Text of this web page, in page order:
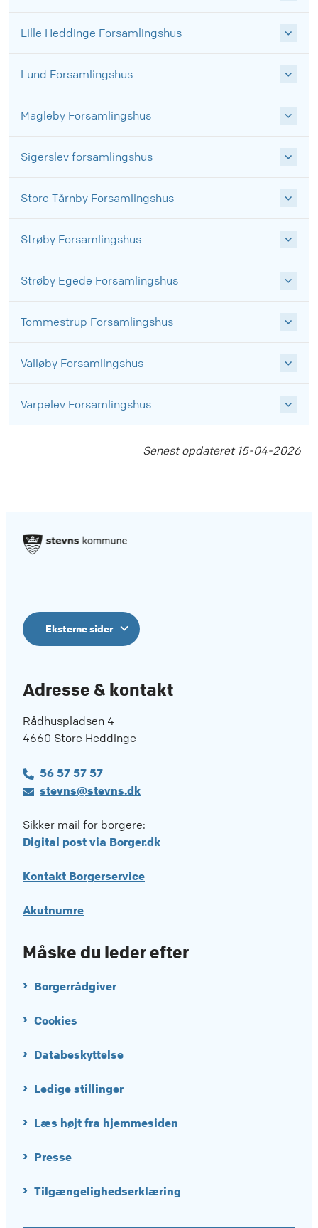
Lille Heddinge Forsamlingshus
Lund Forsamlingshus
Magleby Forsamlingshus
Sigerslev forsamlingshus
Store Tårnby Forsamlingshus
Strøby Forsamlingshus
Strøby Egede Forsamlingshus
Tommestrup Forsamlingshus
Valløby Forsamlingshus
Varpelev Forsamlingshus
Senest opdateret15-04-2026
Eksterne sider
Adresse & kontakt
Rådhuspladsen 4
4660 Store Heddinge
56 57 57 57
stevns@stevns.dk
Sikker mail for borgere:
Digital post via Borger.dk
Kontakt Borgerservice
Akutnumre
Måske du leder efter
Borgerrådgiver
Cookies
Databeskyttelse
Ledige stillinger
Læs højt fra hjemmesiden
Presse
Tilgængelighedserklæring